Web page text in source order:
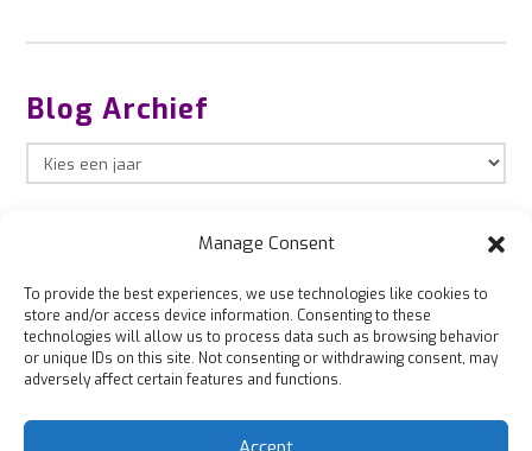
Manage Consent
To provide the best experiences, we use technologies like cookies to
store and/or access device information. Consenting to these
technologies will allow us to process data such as browsing behavior
or unique IDs on this site. Not consenting or withdrawing consent, may
adversely affect certain features and functions.
Blog Archief